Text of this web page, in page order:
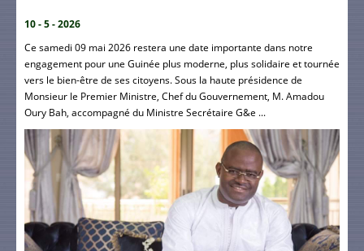
10 - 5 - 2026
Ce samedi 09 mai 2026 restera une date importante dans notre
engagement pour une Guinée plus moderne, plus solidaire et tournée
vers le bien-être de ses citoyens. Sous la haute présidence de
Monsieur le Premier Ministre, Chef du Gouvernement, M. Amadou
Oury Bah, accompagné du Ministre Secrétaire G&e ...